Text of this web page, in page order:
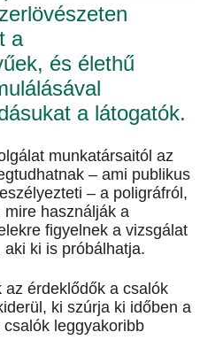
a
és élethű
a látogatók.
munkatársaitól az
– ami publikus
– a poligráfról,
használják a
figyelnek a vizsgálat
ki is próbálhatja.
érdeklődők a csalók
ki szúrja ki időben a
leggyakoribb